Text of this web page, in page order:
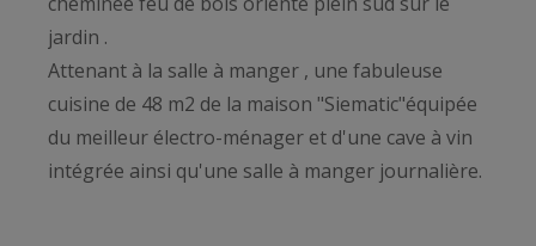
jardin .
Attenant à la salle à manger , une fabuleuse
cuisine de 48 m2 de la maison "Siematic"équipée
du meilleur électro-ménager et d'une cave à vin
intégrée ainsi qu'une salle à manger journalière.